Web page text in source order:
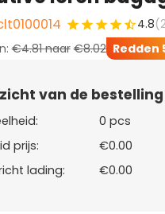
4.8
€4.81naar €8.02 Redden
van de bestelling
0 pcs
prijs:
€0.00
lading:
€0.00